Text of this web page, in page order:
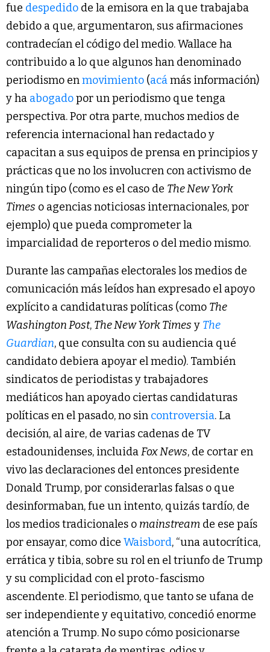
fue despedido de la emisora en la que trabajaba
debido a que, argumentaron, sus afirmaciones
contradecían el código del medio. Wallace ha
contribuido a lo que algunos han denominado
periodismo enmovimiento (acámás información)
y ha abogadopor un periodismo que tenga
perspectiva. Por otra parte, muchos medios de
referencia internacional han redactado y
capacitan a sus equipos de prensa en principios y
prácticas que no los involucren con activismo de
ningún tipo (como es el caso de The New York
Times o agencias noticiosas internacionales, por
ejemplo) que pueda comprometer la
imparcialidad de reporteros o del medio mismo.
Durante las campañas electorales los medios de
comunicación más leídos han expresado el apoyo
explícito a candidaturas políticas (como The
Washington Post, The New York Times y The
Guardian, que consulta con su audiencia qué
candidato debiera apoyar el medio). También
sindicatos de periodistas y trabajadores
mediáticos han apoyado ciertas candidaturas
políticas en el pasado, no sin controversia. La
decisión, al aire, de varias cadenas de TV
estadounidenses, incluidaFox News, de cortar en
vivo las declaraciones del entonces presidente
Donald Trump, por considerarlas falsas o que
desinformaban, fue un intento, quizás tardío, de
los medios tradicionales o mainstream de ese país
por ensayar, como dice Waisbord, “una autocrítica,
errática y tibia, sobre su rol en el triunfo de Trump
y su complicidad con el proto-fascismo
ascendente. El periodismo, que tanto se ufana de
ser independiente y equitativo, concedió enorme
atención a Trump. No supo cómo posicionarse